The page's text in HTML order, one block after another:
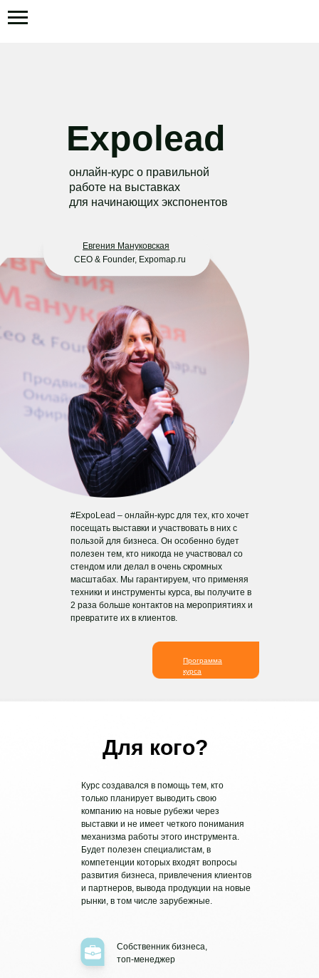
Expolead
онлайн-курс о правильной
работе на выставках
для начинающих экспонентов
Программа
курса
#ExpoLead – онлайн-курс для тех, кто хочет
посещать выставки и участвовать в них с
пользой для бизнеса. Он особенно будет
полезен тем, кто никогда не участвовал со
стендом или делал в очень скромных
масштабах. Мы гарантируем, что применяя
техники и инструменты курса, вы получите в
2 раза больше контактов на мероприятиях и
превратите их в клиентов.
Евгения Мануковская
CEO & Founder, Expomap.ru
Для кого?
Курс создавался в помощь тем, кто
только планирует выводить свою
компанию на новые рубежи через
выставки и не имеет четкого понимания
механизма работы этого инструмента.
Будет полезен специалистам, в
компетенции которых входят вопросы
развития бизнеса, привлечения клиентов
и партнеров, вывода продукции на новые
рынки, в том числе зарубежные.
Собственник бизнеса,
топ-менеджер